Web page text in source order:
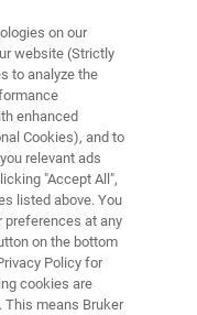
den
und
zu
on our
website (Strictly
to analyze the
enhanced
Cookies), and to
relevant ads
"Accept All",
listed above. You
preferences at any
on the bottom
Policy for
cookies are
This means Bruker